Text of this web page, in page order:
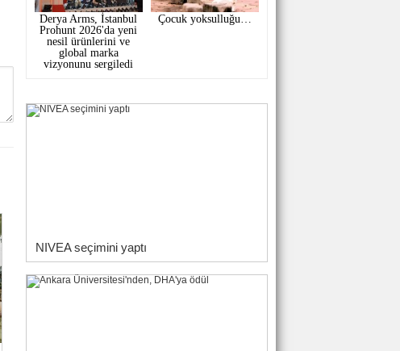
Derya Arms, İstanbul
Prohunt 2026'da yeni
nesil ürünlerini ve
global marka
vizyonunu sergiledi
Çocuk yoksulluğu…
NIVEA seçimini yaptı